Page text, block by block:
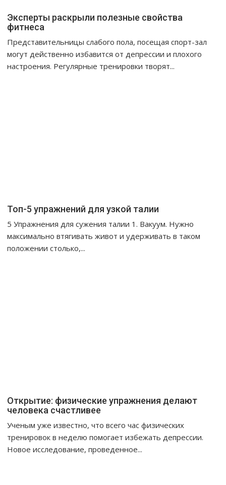
Эксперты раскрыли полезные свойства
фитнеса
Представительницы слабого пола, посещая спорт-зал
могут действенно избавится от депрессии и плохого
настроения. Регулярные тренировки творят...
Топ-5 упражнений для узкой талии
5 Упражнения для сужения талии 1. Вакуум. Нужно
максимально втягивать живот и удерживать в таком
положении столько,...
Открытие: физические упражнения делают
человека счастливее
Ученым уже известно, что всего час физических
тренировок в неделю помогает избежать депрессии.
Новое исследование, проведенное...